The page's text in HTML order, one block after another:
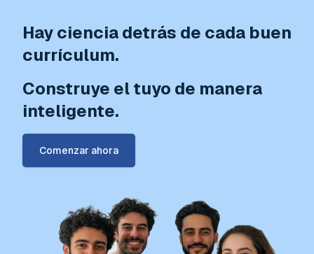
Hay ciencia detrás de cada buen
currículum.
Construye el tuyo de manera
inteligente.
Comenzar ahora